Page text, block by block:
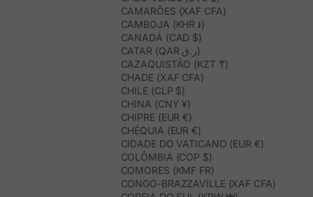
CAMARÕES (XAF CFA)
CAMBOJA (KHR ៛)
CANADÁ (CAD $)
CATAR (QAR ر.ق)
CAZAQUISTÃO (KZT ₸)
CHADE (XAF CFA)
CHILE (CLP $)
CHINA (CNY ¥)
CHIPRE (EUR €)
CHÉQUIA (EUR €)
CIDADE DO VATICANO (EUR €)
COLÔMBIA (COP $)
COMORES (KMF FR)
CONGO-BRAZZAVILLE (XAF CFA)